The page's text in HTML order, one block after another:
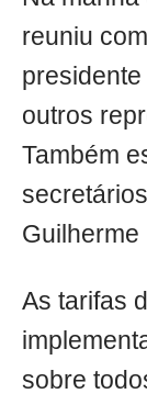
reuniu
outros
Também
Guilherme
As tarifas
sobre